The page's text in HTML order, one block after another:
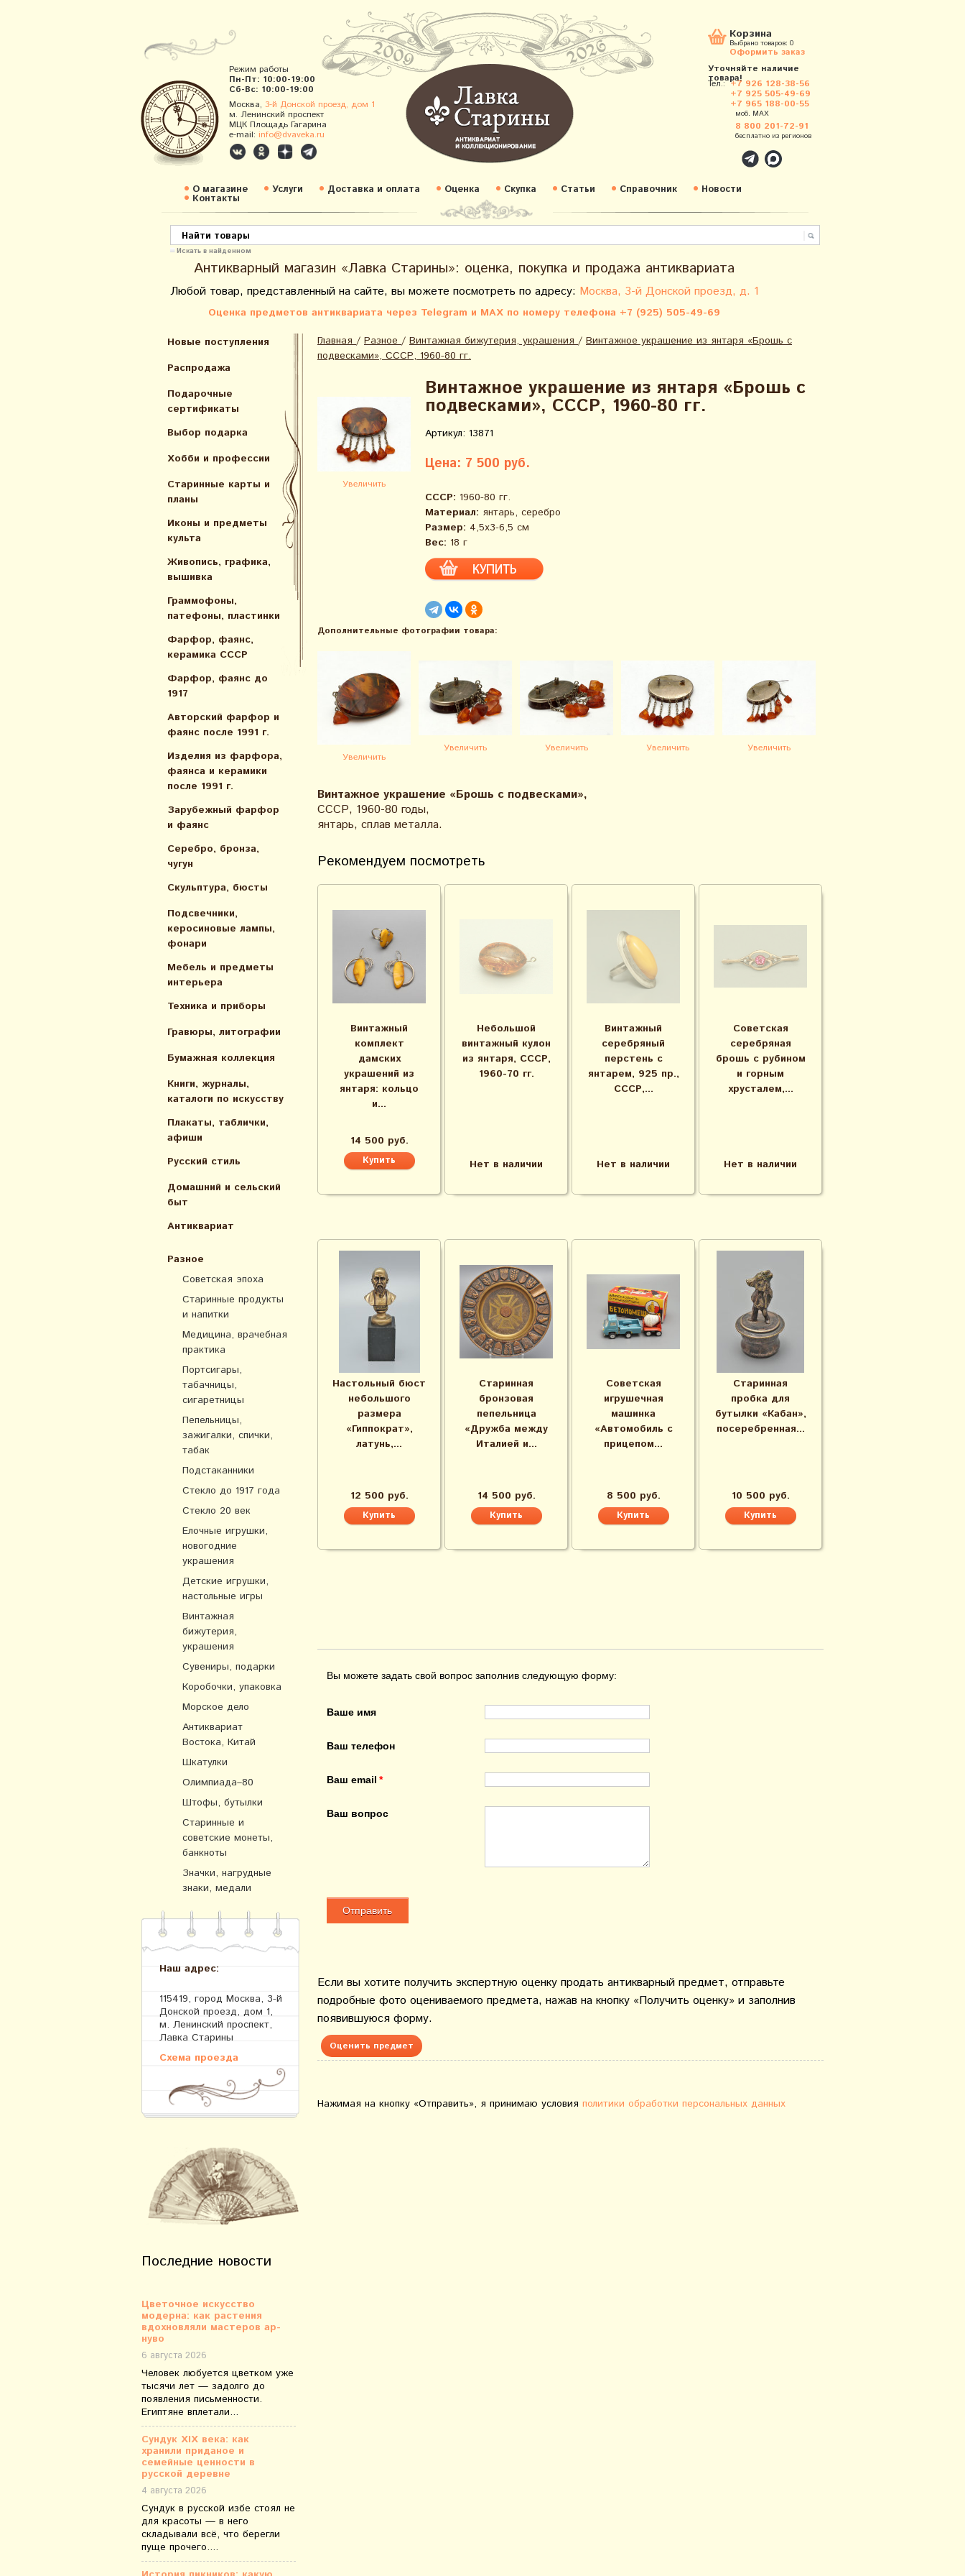
Режим работы
Пн-Пт: 10:00-19:00
Сб-Вс: 10:00-19:00
Москва, 3-й Донской проезд, дом 1
м. Ленинский проспект
МЦК Площадь Гагарина
e-mail: info@dvaveka.ru
Корзина
Выбрано товаров: 0
Оформить заказ
Уточняйте наличие
товара!
Тел.: +7 926 128-38-56
+7 925 505-49-69
+7 965 188-00-55
моб. MAX
8 800 201-72-91
бесплатно из регионов
О магазине Услуги Доставка и оплата Оценка Скупка Статьи Справочник Новости
Контакты
Искать в найденном
Антикварный магазин «Лавка Старины»: оценка, покупка и продажа антиквариата
Любой товар, представленный на сайте, вы можете посмотреть по адресу: Москва, 3-й Донской проезд, д. 1
Оценка предметов антиквариата через Telegram и MAX по номеру телефона +7 (925) 505-49-69
Новые поступления
Распродажа
Подарочные
сертификаты
Выбор подарка
Хобби и профессии
Старинные карты и
планы
Иконы и предметы
культа
Живопись, графика,
вышивка
Граммофоны,
патефоны, пластинки
Фарфор, фаянс,
керамика СССР
Фарфор, фаянс до
1917
Авторский фарфор и
фаянс после 1991 г.
Изделия из фарфора,
фаянса и керамики
после 1991 г.
Зарубежный фарфор
и фаянс
Серебро, бронза,
чугун
Скульптура, бюсты
Подсвечники,
керосиновые лампы,
фонари
Мебель и предметы
интерьера
Техника и приборы
Гравюры, литографии
Бумажная коллекция
Книги, журналы,
каталоги по искусcтву
Плакаты, таблички,
афиши
Русский стиль
Домашний и сельский
быт
Антиквариат
Разное
Советская эпоха
Старинные продукты
и напитки
Медицина, врачебная
практика
Портсигары,
табачницы,
сигаретницы
Пепельницы,
зажигалки, спички,
табак
Подстаканники
Стекло до 1917 года
Стекло 20 век
Елочные игрушки,
новогодние
украшения
Детские игрушки,
настольные игры
Винтажная
бижутерия,
украшения
Сувениры, подарки
Коробочки, упаковка
Морское дело
Антиквариат
Востока, Китай
Шкатулки
Олимпиада–80
Штофы, бутылки
Старинные и
советские монеты,
банкноты
Значки, нагрудные
знаки, медали
Наш адрес:
115419, город Москва, 3-й
Донской проезд, дом 1,
м. Ленинский проспект,
Лавка Старины
Схема проезда
Последние новости
Цветочное искусство
модерна: как растения
вдохновляли мастеров ар-
нуво
6 августа 2026
Человек любуется цветком уже
тысячи лет — задолго до
появления письменности.
Египтяне вплетали...
Сундук XIX века: как
хранили приданое и
семейные ценности в
русской деревне
4 августа 2026
Сундук в русской избе стоял не
для красоты — в него
складывали всё, что берегли
пуще прочего....
Главная / Разное / Винтажная бижутерия, украшения / Винтажное украшение из янтаря «Брошь с
подвесками», СССР, 1960-80 гг.
Увеличить
Винтажное украшение из янтаря «Брошь с
подвесками», СССР, 1960-80 гг.
Артикул: 13871
Цена: 7 500 руб.
СССР: 1960-80 гг.
Материал: янтарь, серебро
Размер: 4,5х3-6,5 см
Вес: 18 г
Дополнительные фотографии товара:
Увеличить
Увеличить Увеличить Увеличить Увеличить
Винтажное украшение «Брошь с подвесками»,
СССР, 1960-80 годы,
янтарь, сплав металла.
Рекомендуем посмотреть
Винтажный
комплект
дамских
украшений из
янтаря: кольцо
и...
14 500 руб.
Небольшой
винтажный кулон
из янтаря, СССР,
1960-70 гг.
Нет в наличии
Винтажный
серебряный
перстень с
янтарем, 925 пр.,
СССР,...
Нет в наличии
Советская
серебряная
брошь с рубином
и горным
хрусталем,...
Нет в наличии
Настольный бюст
небольшого
размера
«Гиппократ»,
латунь,...
12 500 руб.
Старинная
бронзовая
пепельница
«Дружба между
Италией и...
14 500 руб.
Советская
игрушечная
машинка
«Автомобиль с
прицепом...
8 500 руб.
Старинная
пробка для
бутылки «Кабан»,
посеребренная...
10 500 руб.
Вы можете задать свой вопрос заполнив следующую форму:
Ваше имя
Ваш телефон
Ваш email
Ваш вопрос
Если вы хотите получить экспертную оценку продать антикварный предмет, отправьте
подробные фото оцениваемого предмета, нажав на кнопку «Получить оценку» и заполнив
появившуюся форму.
Оценить предмет
Нажимая на кнопку «Отправить», я принимаю условия политики обработки персональных данных